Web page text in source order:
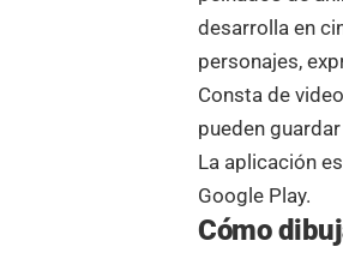
desarrolla en
personajes,
Consta de
pueden
La aplicación
Google Play.
Cómo